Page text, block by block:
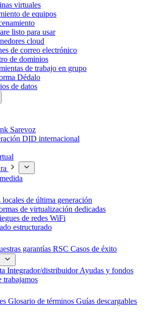
virtuales
de equipos
listo para usar
cloud
de correo electrónico
de dominios
de trabajo en grupo
Dédalo
de datos
Sarevoz
DID internacional
locales de última generación
de virtualización dedicadas
de redes WiFi
estructurado
garantías RSC Casos de éxito
Integrador/distribuidorAyudas y fondos
trabajamos
Glosario de términos Guías descargables